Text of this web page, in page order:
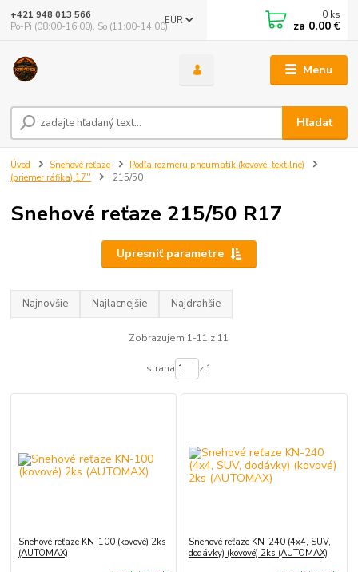
Menu
EUR
Hľadať
+421 948 013 566
Po-Pi (08:00-16:00), So (11:00-14:00)
0 ks
za 0,00 €
Úvod Snehové reťaze
Podľa rozmeru pneumatík (kovové, textilné)
(priemer ráfika) 17''
215/50
Snehové reťaze 215/50 R17
Upresniť parametre
Najnovšie Najlacnejšie Najdrahšie
Zobrazujem 1-11 z 11
strana z 1
Snehové reťaze KN-100 (kovové) 2ks
(AUTOMAX)
Snehové reťaze KN-240 (4x4, SUV,
dodávky) (kovové) 2ks (AUTOMAX)